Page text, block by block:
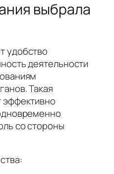
выбрала
удобство
деятельности
Такая
эффективно
со стороны